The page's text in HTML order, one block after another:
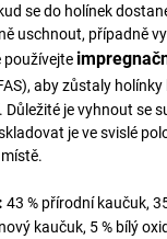
se do holínek
uschnout, případně
používejte
aby zůstaly
Důležité je vyhnout se
je ve svislé
43 % přírodní kaučuk,
kaučuk, 5 % bílý